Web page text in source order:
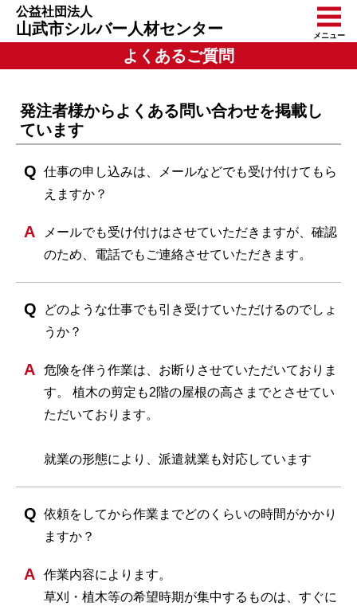
公益社団法人
山武市シルバー人材センター メニュー
よくあるご質問
発注者様からよくある問い合わせを掲載し
ています
仕事の申し込みは、メールなどでも受け付けてもら
えますか？
メールでも受け付けはさせていただきますが、確認
のため、電話でもご連絡させていただきます。
どのような仕事でも引き受けていただけるのでしょ
うか？
危険を伴う作業は、お断りさせていただいておりま
す。 植木の剪定も2階の屋根の高さまでとさせてい
ただいております。
就業の形態により、派遣就業も対応しています
依頼をしてから作業までどのくらいの時間がかかり
ますか？
作業内容によります。
草刈・植木等の希望時期が集中するものは、すぐに